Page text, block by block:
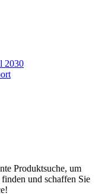
2030
Produktsuche, um
und schaffen Sie